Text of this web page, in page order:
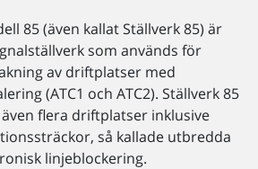
85 (även kallat Ställverk 85) är
som används för
av driftplatser med
(ATC1 och ATC2). Ställverk 85
flera driftplatser inklusive
så kallade utbredda
linjeblockering.